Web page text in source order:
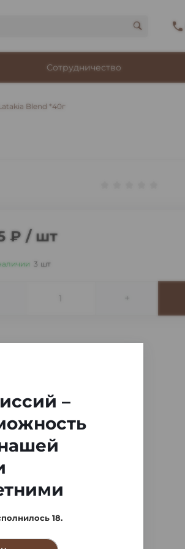
Сотрудничество
Blend *40г
₽ / шт
3 шт
+
–
18.